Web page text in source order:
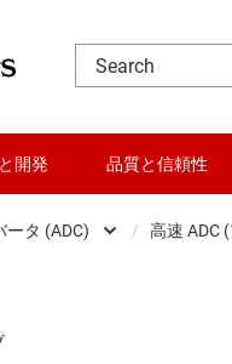
開発 品質と信頼性
ータ (ADC) / 高速 ADC